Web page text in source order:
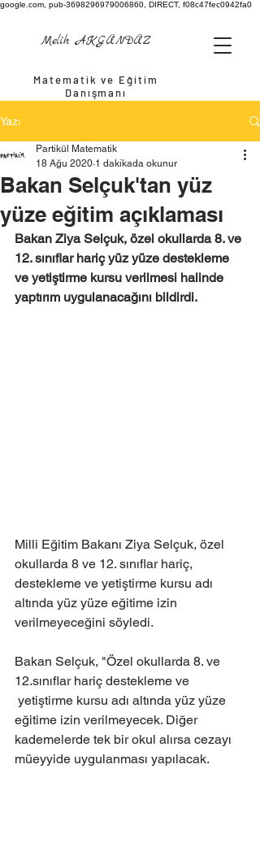
google.com, pub-3698296979006860, DIRECT, f08c47fec0942fa0
Melih AKGÜNDÜZ
Matematik ve Eğitim
Danışmanı
Yazı
Bakan Selçuk'tan yüz
yüze eğitim açıklaması
Partikül Matematik
18 Ağu 2020 1 dakikada okunur
Bakan Ziya Selçuk, özel okullarda 8. ve
12. sınıflar hariç yüz yüze destekleme
ve yetiştirme kursu verilmesi halinde
yaptırım uygulanacağını bildirdi.
Milli Eğitim Bakanı Ziya Selçuk, özel
okullarda 8 ve 12. sınıflar hariç,
destekleme ve yetiştirme kursu adı
altında yüz yüze eğitime izin
verilmeyeceğini söyledi.
Bakan Selçuk, "Özel okullarda 8. ve
12.sınıflar hariç destekleme ve
yetiştirme kursu adı altında yüz yüze
eğitime izin verilmeyecek. Diğer
kademelerde tek bir okul alırsa cezayı
müeyyide uygulanması yapılacak.